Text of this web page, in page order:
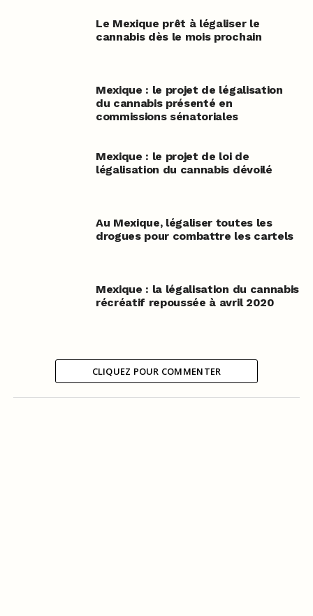
Le Mexique prêt à légaliser le
cannabis dès le mois prochain
Mexique : le projet de légalisation
du cannabis présenté en
commissions sénatoriales
Mexique : le projet de loi de
légalisation du cannabis dévoilé
Au Mexique, légaliser toutes les
drogues pour combattre les cartels
Mexique : la légalisation du cannabis
récréatif repoussée à avril 2020
CLIQUEZ POUR COMMENTER